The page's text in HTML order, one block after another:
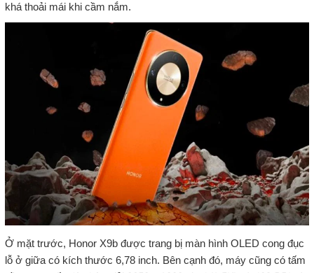
khá thoải mái khi cầm nắm.
Ở mặt trước, Honor X9b được trang bị màn hình OLED cong đục
lỗ ở giữa có kích thước 6,78 inch. Bên cạnh đó, máy cũng có tấm